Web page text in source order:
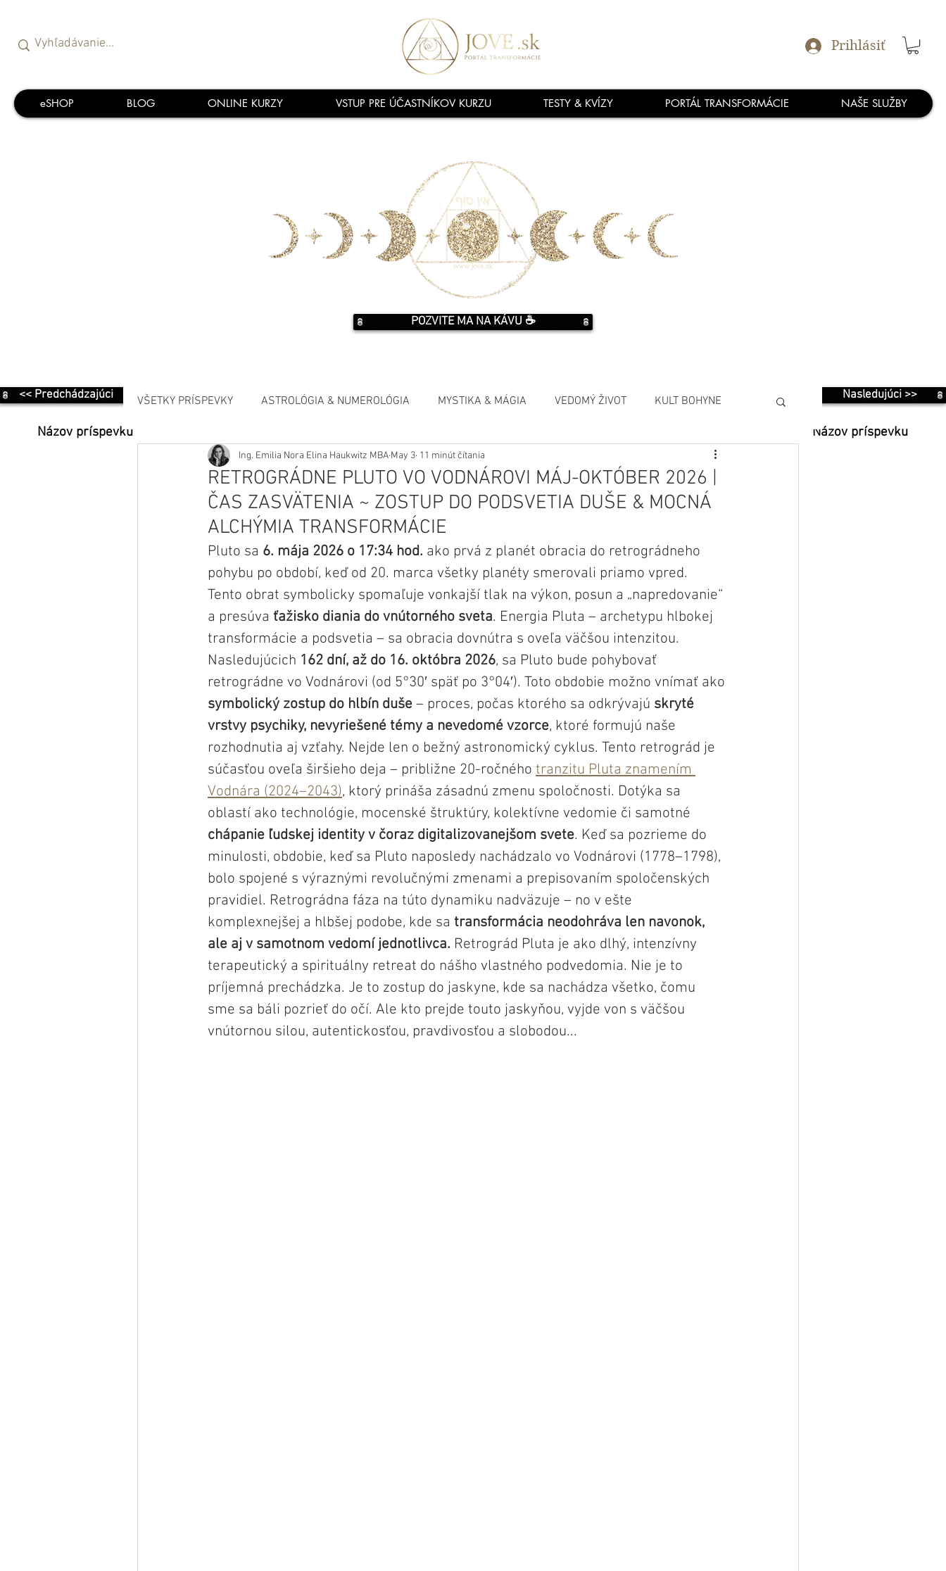
Prihlásiť
eSHOP BLOG ONLINE KURZY VSTUP PRE ÚČASTNÍKOV KURZU TESTY & KVÍZY PORTÁL TRANSFORMÁCIE NAŠE SLUŽBY
POZVITE MA NA KÁVU ☕️
<< Predchádzajúci
Názov príspevku
Nasledujúci >>
Názov príspevku
VŠETKY PRÍSPEVKY ASTROLÓGIA & NUMEROLÓGIA MYSTIKA & MÁGIA VEDOMÝ ŽIVOT KULT BOHYNE
MANIFESTÁCIA
RETROGRÁDNE PLUTO VO VODNÁROVI MÁJ-OKTÓBER 2026 |
ČAS ZASVÄTENIA ~ ZOSTUP DO PODSVETIA DUŠE & MOCNÁ
ALCHÝMIA TRANSFORMÁCIE
Ing. Emilia Nora Elina Haukwitz MBA May 3 11 minút čítania
Pluto sa 6. mája 2026 o 17:34 hod. ako prvá z planét obracia do retrográdneho
pohybu po období, keď od 20. marca všetky planéty smerovali priamo vpred.
Tento obrat symbolicky spomaľuje vonkajší tlak na výkon, posun a „napredovanie“
a presúva ťažisko diania do vnútorného sveta. Energia Pluta – archetypu hlbokej
transformácie a podsvetia – sa obracia dovnútra s oveľa väčšou intenzitou.
Nasledujúcich 162 dní, až do 16. októbra 2026, sa Pluto bude pohybovať
retrográdne vo Vodnárovi (od 5°30′ späť po 3°04′). Toto obdobie možno vnímať ako
symbolický zostup do hlbín duše – proces, počas ktorého sa odkrývajú skryté
vrstvy psychiky, nevyriešené témy a nevedomé vzorce, ktoré formujú naše
rozhodnutia aj vzťahy. Nejde len o bežný astronomický cyklus. Tento retrográd je
súčasťou oveľa širšieho deja – približne 20-ročného tranzitu Pluta znamením
Vodnára (2024–2043), ktorý prináša zásadnú zmenu spoločnosti. Dotýka sa
oblastí ako technológie, mocenské štruktúry, kolektívne vedomie či samotné
chápanie ľudskej identity v čoraz digitalizovanejšom svete. Keď sa pozrieme do
minulosti, obdobie, keď sa Pluto naposledy nachádzalo vo Vodnárovi (1778–1798),
bolo spojené s výraznými revolučnými zmenami a prepisovaním spoločenských
pravidiel. Retrográdna fáza na túto dynamiku nadväzuje – no v ešte
komplexnejšej a hlbšej podobe, kde sa transformácia neodohráva len navonok,
ale aj v samotnom vedomí jednotlivca. Retrográd Pluta je ako dlhý, intenzívny
terapeutický a spirituálny retreat do nášho vlastného podvedomia. Nie je to
príjemná prechádzka. Je to zostup do jaskyne, kde sa nachádza všetko, čomu
sme sa báli pozrieť do očí. Ale kto prejde touto jaskyňou, vyjde von s väčšou
vnútornou silou, autentickosťou, pravdivosťou a slobodou...